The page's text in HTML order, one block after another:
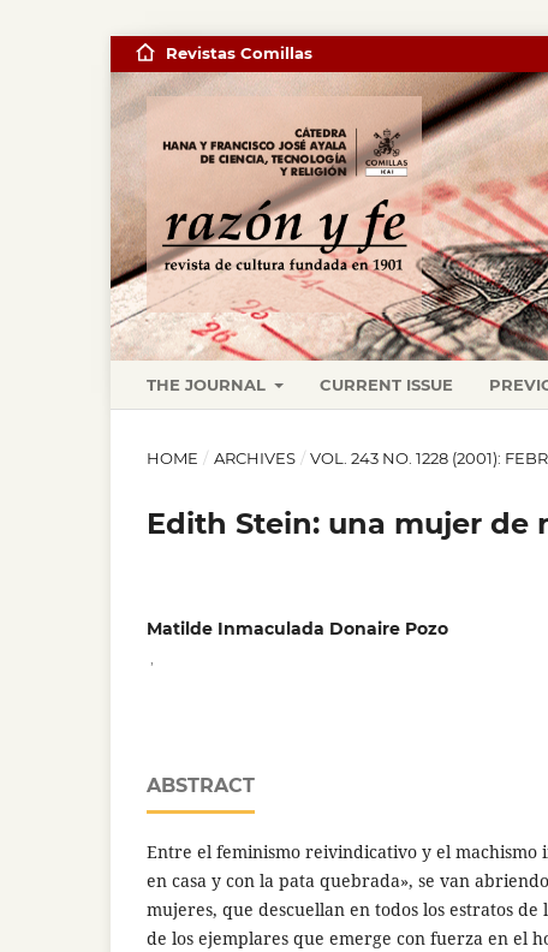
THE JOURNAL CURRENT ISSUE
Revistas Comillas
HOME / ARCHIVES / VOL. 243 NO. 1228 (2001):
Edith Stein: una mujer de
Matilde Inmaculada Donaire Pozo
ABSTRACT
Entre el feminismo reivindicativo y el machismo
en casa y con la pata quebrada», se van
mujeres, que descuellan en todos los estratos de
de los ejemplares que emerge con fuerza en el